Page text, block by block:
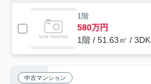
1階
580万円
1階 / 51.63㎡ / 3DK
中古マンション